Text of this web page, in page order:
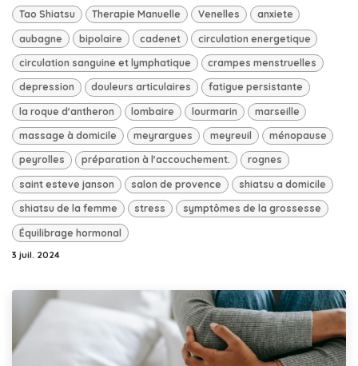
Tao Shiatsu Therapie Manuelle Venelles anxiete
aubagne bipolaire cadenet circulation energetique
circulation sanguine et lymphatique crampes menstruelles
depression douleurs articulaires fatigue persistante
la roque d'antheron lombaire lourmarin marseille
massage à domicile meyrargues meyreuil ménopause
peyrolles préparation à l'accouchement. rognes
saint esteve janson salon de provence shiatsu a domicile
shiatsu de la femme stress symptômes de la grossesse
Équilibrage hormonal
3 juil. 2024